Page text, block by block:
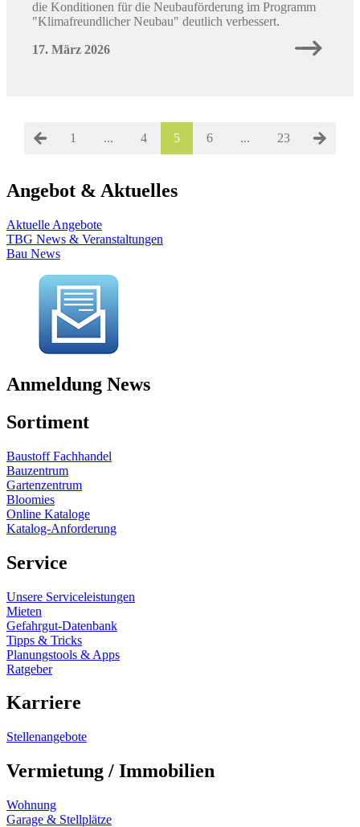
die Konditionen für die Neubauförderung im Programm
"Klimafreundlicher Neubau" deutlich verbessert.
17. März 2026
1 ... 4 5 6 ... 23
Angebot & Aktuelles
Aktuelle Angebote
TBG News & Veranstaltungen
Bau News
Anmeldung News
Sortiment
Baustoff Fachhandel
Bauzentrum
Gartenzentrum
Bloomies
Online Kataloge
Katalog-Anforderung
Service
Unsere Serviceleistungen
Mieten
Gefahrgut-Datenbank
Tipps & Tricks
Planungstools & Apps
Ratgeber
Karriere
Stellenangebote
Vermietung / Immobilien
Wohnung
Garage & Stellplätze